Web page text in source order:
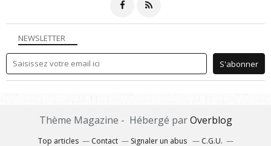
NEWSLETTER
Thème Magazine - Hébergé parOverblog
Top articles Contact Signaler un abus C.G.U.